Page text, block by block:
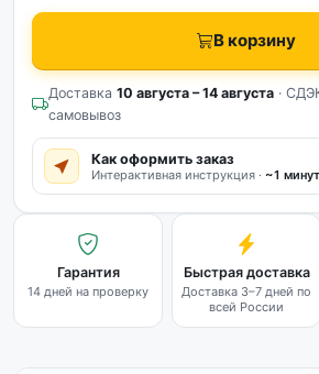
В корзину
Доставка 10 августа – 14 августа ·
самовывоз
Как оформить заказ
Интерактивная инструкция · ~1
Гарантия
14 дней на проверку
Быстрая доставка
Доставка 3–7 дней по
всей России